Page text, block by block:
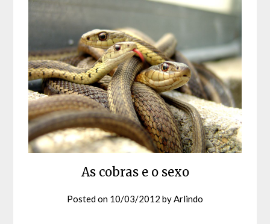
As cobras e o sexo
Posted on 10/03/2012 byArlindo